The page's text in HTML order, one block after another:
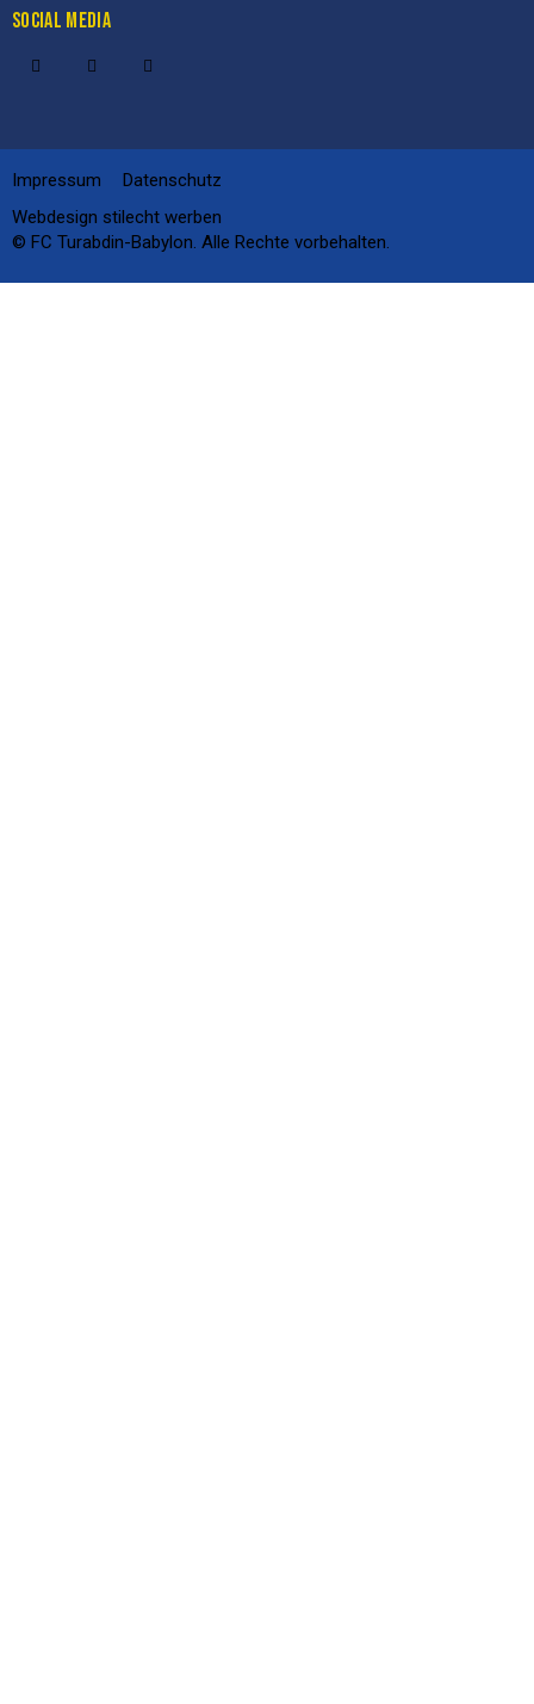
SOCIAL MEDIA
Impressum
Datenschutz
Webdesign stilecht werben
© FC Turabdin-Babylon. Alle Rechte vorbehalten.